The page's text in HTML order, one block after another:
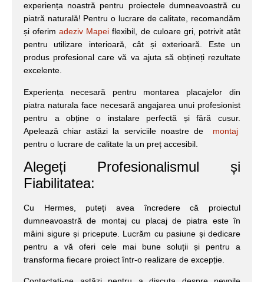
experiența noastră pentru proiectele dumneavoastră cu
piatră naturală! Pentru o lucrare de calitate, recomandăm
și oferimadeziv Mapei flexibil, de culoare gri, potrivit atât
pentru utilizare interioară, cât și exterioară. Este un
produs profesional care vă va ajuta să obțineți rezultate
excelente.
Experiența necesară pentru montarea placajelor din
piatra naturala face necesară angajarea unui profesionist
pentru a obține o instalare perfectă și fără cusur.
Apelează chiar astăzi la serviciile noastre de montaj
pentru o lucrare de calitate la un preț accesibil.
Alegeți Profesionalismul și
Fiabilitatea:
Cu Hermes, puteți avea încredere că proiectul
dumneavoastră de montaj cu placaj de piatra este în
mâini sigure și pricepute. Lucrăm cu pasiune și dedicare
pentru a vă oferi cele mai bune soluții și pentru a
transforma fiecare proiect într-o realizare de excepție.